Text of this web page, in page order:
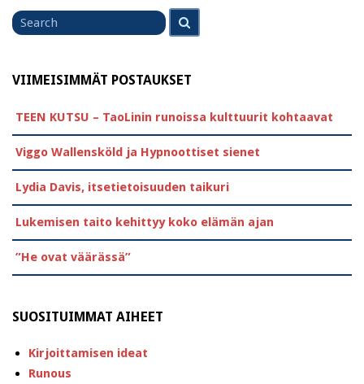
Search
for
VIIMEISIMMÄT POSTAUKSET
TEEN KUTSU – TaoLinin runoissa kulttuurit kohtaavat
Viggo Wallensköld ja Hypnoottiset sienet
Lydia Davis, itsetietoisuuden taikuri
Lukemisen taito kehittyy koko elämän ajan
”He ovat väärässä”
SUOSITUIMMAT AIHEET
Kirjoittamisen ideat
Runous